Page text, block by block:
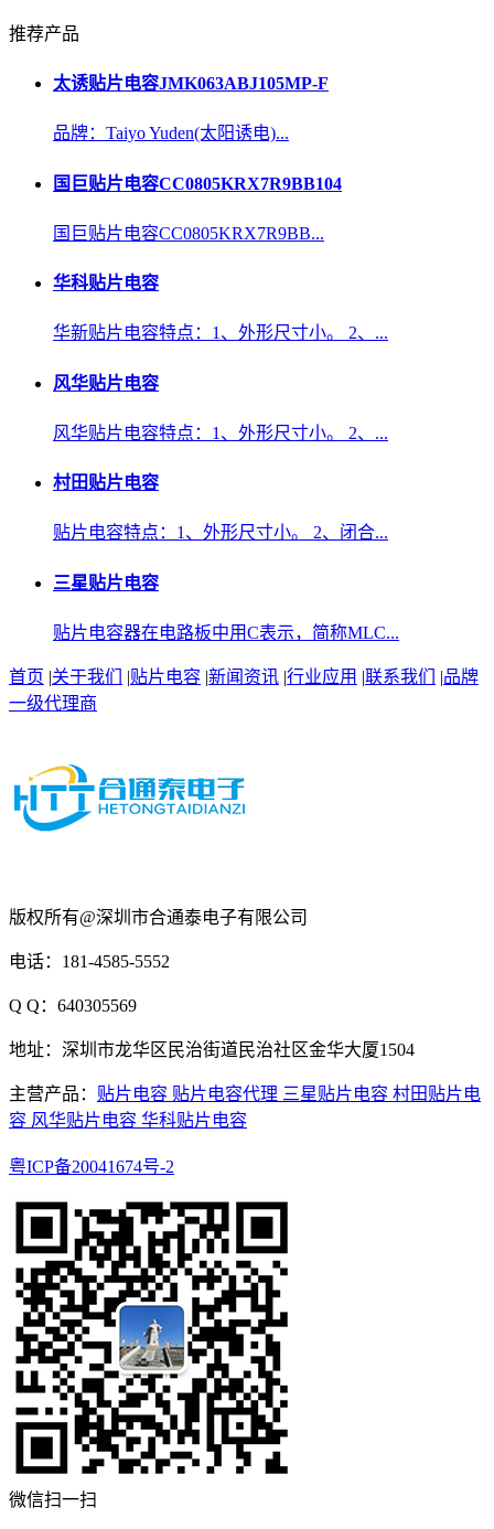
推荐产品
太诱贴片电容JMK063ABJ105MP-F
品牌：Taiyo Yuden(太阳诱电)...
国巨贴片电容CC0805KRX7R9BB104
国巨贴片电容CC0805KRX7R9BB...
华科贴片电容
华新贴片电容特点：1、外形尺寸小。 2、...
风华贴片电容
风华贴片电容特点：1、外形尺寸小。 2、...
村田贴片电容
贴片电容特点：1、外形尺寸小。 2、闭合...
三星贴片电容
贴片电容器在电路板中用C表示，简称MLC...
首页 |关于我们 |贴片电容 |新闻资讯 |行业应用 |联系我们 |品牌
一级代理商
版权所有@深圳市合通泰电子有限公司
电话：181-4585-5552
Q Q：640305569
地址：深圳市龙华区民治街道民治社区金华大厦1504
主营产品： 贴片电容 贴片电容代理 三星贴片电容 村田贴片电
容 风华贴片电容 华科贴片电容
粤ICP备20041674号-2
微信扫一扫